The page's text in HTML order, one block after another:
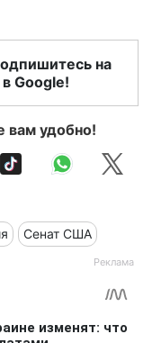
на
Google!
вам удобно!
Сенат США